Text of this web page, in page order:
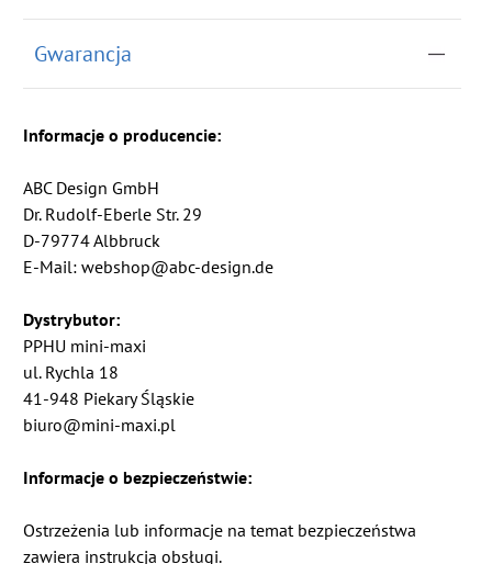
Gwarancja
Informacje o producencie:
ABC Design GmbH
Dr. Rudolf-Eberle Str. 29
D-79774 Albbruck
E-Mail: webshop@abc-design.de
Dystrybutor:
PPHU mini-maxi
ul. Rychla 18
41-948 Piekary Śląskie
biuro@mini-maxi.pl
Informacje o bezpieczeństwie:
Ostrzeżenia lub informacje na temat bezpieczeństwa
zawiera instrukcja obsługi.